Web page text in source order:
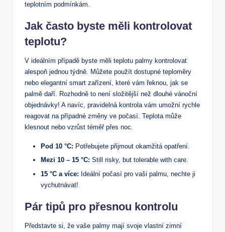
teplotním podmínkám.
Jak často byste měli⁣ kontrolovat⁤
teplotu?
V ideálním případě byste měli teplotu palmy kontrolovat
alespoň⁤ jednou‌ týdně. Můžete ⁤použít ⁢dostupné teploměry
‌nebo ⁤elegantní ⁣smart zařízení, které‌ vám řeknou, jak se
palmě daří. ⁣Rozhodně ‌to není složitější ‍než dlouhé vánoční
objednávky! A navíc, pravidelná kontrola‌ vám umožní rychle
​reagovat na případné změny ve počasí.⁤ Teplota může
klesnout nebo vzrůst ⁤téměř přes noc.
Pod 10​ °C: Potřebujete přijmout okamžitá opatření.
Mezi‌ 10 – 15​ °C: Still risky, ​but tolerable⁣ with care.
15 °C a více: Ideální počasí pro vaši palmu, nechte ji
vychutnávat!
Pár tipů pro přesnou kontrolu
Představte si, že vaše palmy mají svoje vlastní zimní